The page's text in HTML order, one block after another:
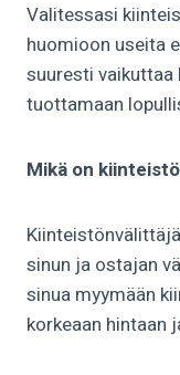
Valitessasi
huomioon useita
suuresti
tuottamaan
Mikä on
sinun ja ostajan
sinua myymään
korkeaan hintaan